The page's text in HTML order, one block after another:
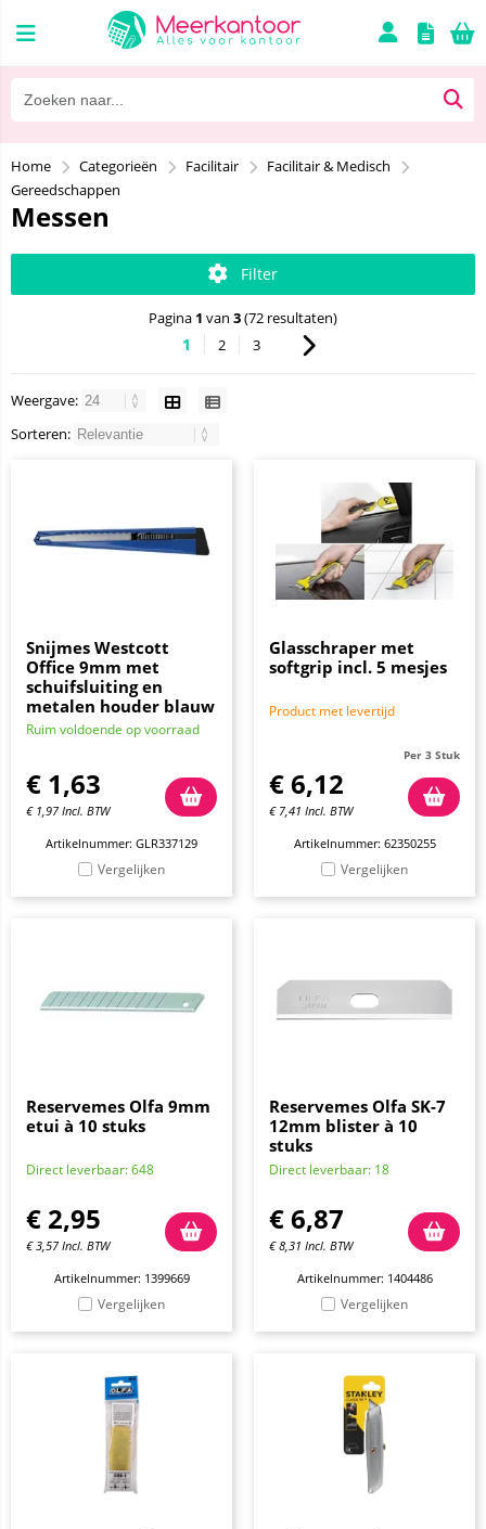
Home Categorieën Facilitair
Facilitair & Medisch
Gereedschappen
Messen
Filter
Pagina 1 van 3(72 resultaten)
1 2 3
Weergave:
Sorteren:
Snijmes Westcott
Office 9mm met
schuifsluiting en
metalen houder blauw
Ruim voldoende op voorraad
€ 1,63
€ 1,97 Incl. BTW
Artikelnummer: GLR337129
Vergelijken
Glasschraper met
softgrip incl. 5 mesjes
Product met levertijd
Per 3 Stuk
€6,12
€ 7,41 Incl. BTW
Artikelnummer: 62350255
Vergelijken
Reservemes Olfa 9mm
etui à 10 stuks
Direct leverbaar: 648
€ 2,95
€3,57 Incl. BTW
Artikelnummer: 1399669
Vergelijken
Reservemes Olfa SK-7
12mm blister à 10
stuks
Direct leverbaar: 18
€6,87
€8,31 Incl. BTW
Artikelnummer: 1404486
Vergelijken